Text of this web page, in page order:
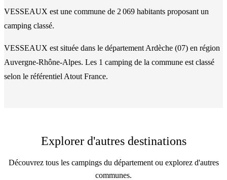
VESSEAUX est une commune de 2 069 habitants proposant un
camping classé.
VESSEAUX est située dans le département Ardèche (07) en région
Auvergne-Rhône-Alpes. Les 1 camping de la commune est classé
selon le référentiel Atout France.
Explorer d'autres destinations
Découvrez tous les campings du département ou explorez d'autres
communes.